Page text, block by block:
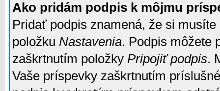
Ako pridám podpis k môjmu
Pridať podpis znamená, že si
položku Nastavenia. Podpis môžete
zaškrtnutím položky Pripojiť podpis.
Vaše príspevky zaškrtnutím